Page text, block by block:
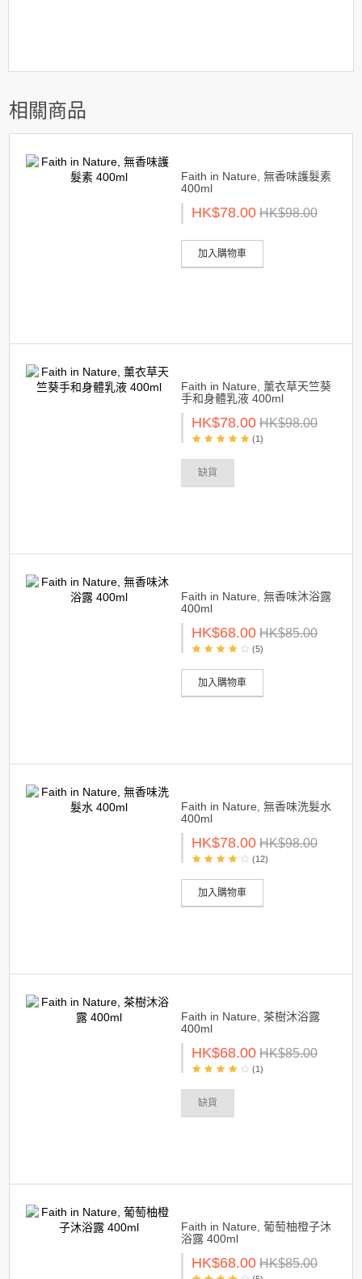
相關商品
Faith in Nature, 無香味護髮素
400ml
HK$78.00 HK$98.00
加入購物車
Faith in Nature, 薰衣草天竺葵
手和身體乳液 400ml
HK$78.00 HK$98.00
(1)
缺貨
Faith in Nature, 無香味沐浴露
400ml
HK$68.00 HK$85.00
(5)
加入購物車
Faith in Nature, 無香味洗髮水
400ml
HK$78.00 HK$98.00
(12)
加入購物車
Faith in Nature, 茶樹沐浴露
400ml
HK$68.00 HK$85.00
(1)
缺貨
Faith in Nature, 葡萄柚橙子沐
浴露 400ml
HK$68.00 HK$85.00